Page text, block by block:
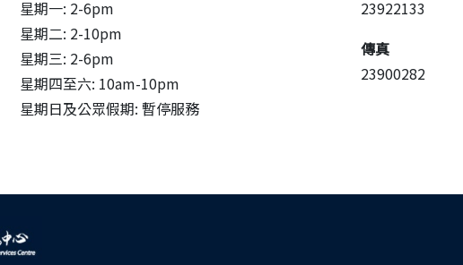
星期一: 2-6pm
星期二: 2-10pm
星期三: 2-6pm
星期四至六: 10am-10pm
星期日及公眾假期: 暫停服務
23922133
傳真
23900282